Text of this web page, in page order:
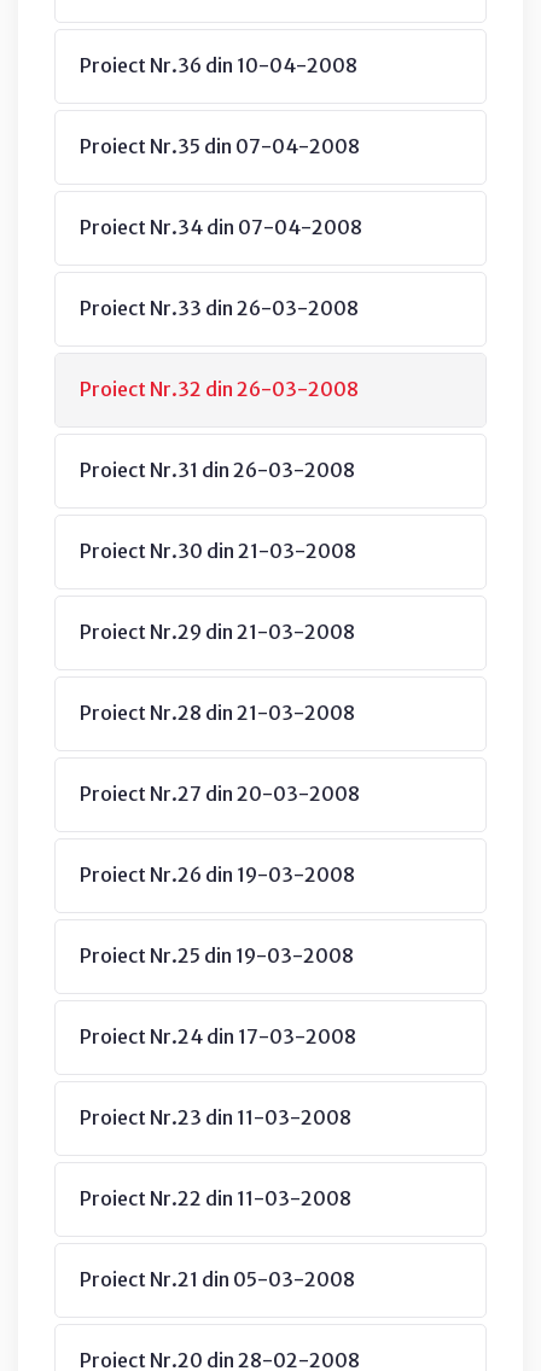
Proiect Nr.36 din 10-04-2008
Proiect Nr.35 din 07-04-2008
Proiect Nr.34 din 07-04-2008
Proiect Nr.33 din 26-03-2008
Proiect Nr.32 din 26-03-2008
Proiect Nr.31 din 26-03-2008
Proiect Nr.30 din 21-03-2008
Proiect Nr.29 din 21-03-2008
Proiect Nr.28 din 21-03-2008
Proiect Nr.27 din 20-03-2008
Proiect Nr.26 din 19-03-2008
Proiect Nr.25 din 19-03-2008
Proiect Nr.24 din 17-03-2008
Proiect Nr.23 din 11-03-2008
Proiect Nr.22 din 11-03-2008
Proiect Nr.21 din 05-03-2008
Proiect Nr.20 din 28-02-2008